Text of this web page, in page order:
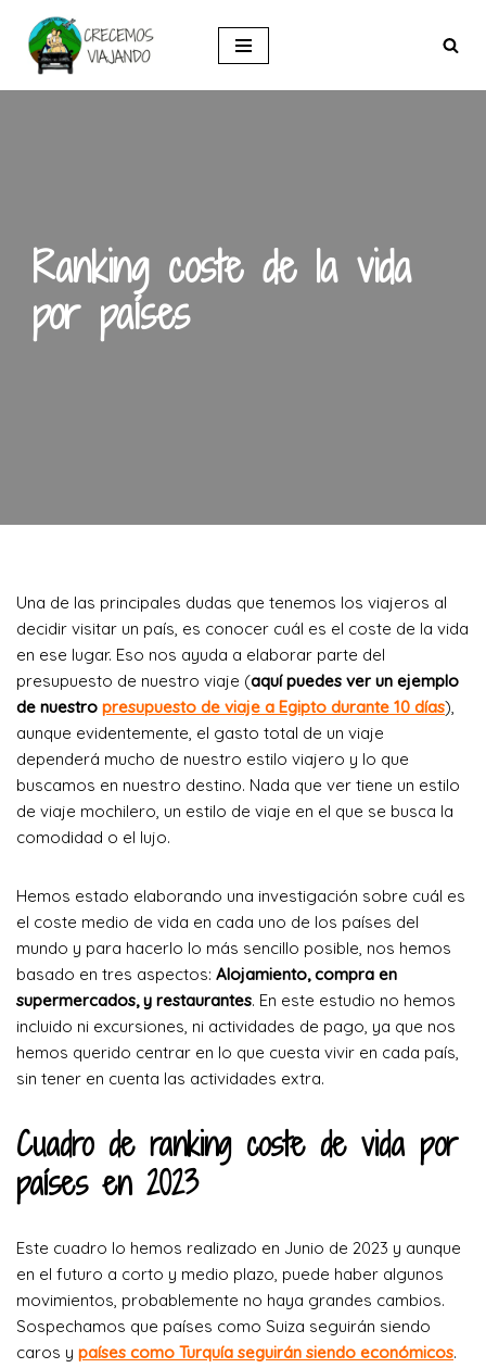
Saltar
Ranking coste de la vida
por países
Una de las principales dudas que tenemos los viajeros al
decidir visitar un país, es conocer cuál es el coste de la vida
en ese lugar. Eso nos ayuda a elaborar parte del
presupuesto de nuestro viaje (aquí puedes ver un ejemplo
de nuestro presupuesto de viaje a Egipto durante 10 días),
aunque evidentemente, el gasto total de un viaje
dependerá mucho de nuestro estilo viajero y lo que
buscamos en nuestro destino. Nada que ver tiene un estilo
de viaje mochilero, un estilo de viaje en el que se busca la
comodidad o el lujo.
Hemos estado elaborando una investigación sobre cuál es
el coste medio de vida en cada uno de los países del
mundo y para hacerlo lo más sencillo posible, nos hemos
basado en tres aspectos: Alojamiento, compra en
supermercados, y restaurantes. En este estudio no hemos
incluido ni excursiones, ni actividades de pago, ya que nos
hemos querido centrar en lo que cuesta vivir en cada país,
sin tener en cuenta las actividades extra.
Cuadro de ranking coste de vida por
países en 2023
Este cuadro lo hemos realizado en Junio de 2023 y aunque
en el futuro a corto y medio plazo, puede haber algunos
movimientos, probablemente no haya grandes cambios.
Sospechamos que países como Suiza seguirán siendo
caros y países como Turquía seguirán siendo económicos.